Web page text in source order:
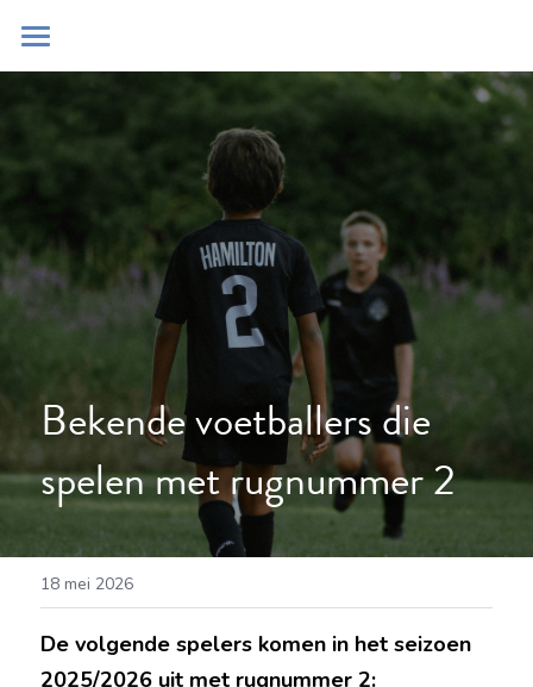
Home
Blog
Zoeken
POWERED BY
Bekende voetballers die
spelen met rugnummer 2
18 mei 2026
De volgende spelers komen in het seizoen
2025/2026 uit met rugnummer 2: